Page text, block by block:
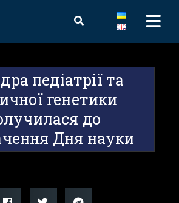
педіатрії та
генетики
до
Дня науки